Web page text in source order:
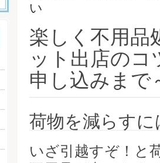
い
楽しく不用品
ット出店のコ
申し込みまで
荷物を減らす
いざ引越すぞ！と